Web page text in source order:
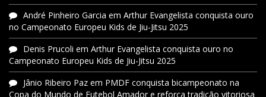
André Pinheiro Garcia em Arthur Evangelista conquista ouro
no Campeonato Europeu Kids de Jiu-Jitsu 2025
Denis Prucoli em Arthur Evangelista conquista ouro no
Campeonato Europeu Kids de Jiu-Jitsu 2025
Jânio Ribeiro Paz em PMDF conquista bicampeonato na
Copa do Mundo de Futebol Amador e reforça tradição vitoriosa